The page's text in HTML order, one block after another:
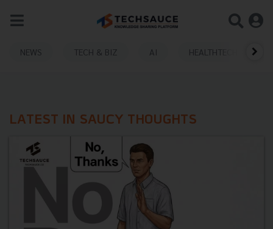
NEWS TECH & BIZ AI HEALTHTECH
LATEST IN SAUCY THOUGHTS